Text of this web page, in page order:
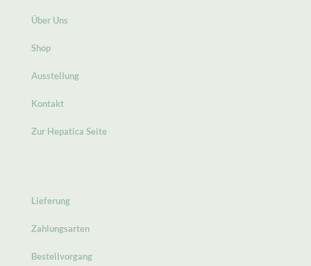
Über Uns
Shop
Ausstellung
Kontakt
Zur Hepatica Seite
Lieferung
Zahlungsarten
Bestellvorgang